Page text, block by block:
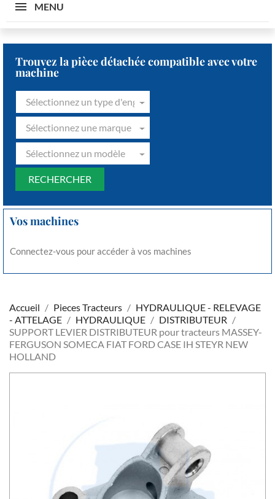
MENU
Trouvez la pièce détachée compatible avec votre
machine
Sélectionnez un type d'engin
Sélectionnez une marque
Sélectionnez un modèle
Vos machines
Connectez-vous pour accéder à vos machines
Accueil Pieces Tracteurs
HYDRAULIQUE - RELEVAGE
- ATTELAGE
HYDRAULIQUE
DISTRIBUTEUR
SUPPORT LEVIER DISTRIBUTEUR pour tracteurs MASSEY-
FERGUSON SOMECA FIAT FORD CASE IH STEYR NEW
HOLLAND